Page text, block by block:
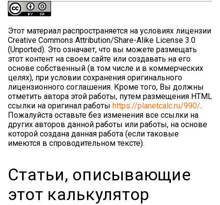
Этот материал распространяется на условиях лицензии
Creative Commons Attribution/Share-Alike License 3.0
(Unported). Это означает, что вы можете размещать
этот контент на своем сайте или создавать на его
основе собственный (в том числе и в коммерческих
целях), при условии сохранения оригинального
лицензионного соглашения. Кроме того, Вы должны
отметить автора этой работы, путем размещения HTML
ссылки на оригинал работы https://planetcalc.ru/990/.
Пожалуйста оставьте без изменения все ссылки на
других авторов данной работы или работы, на основе
которой создана данная работа (если таковые
имеются в спроводительном тексте).
Статьи, описывающие
этот калькулятор